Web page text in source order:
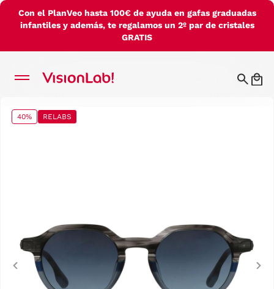
Con el PlanVeo hasta 100€ de ayuda en gafas graduadas
infantiles y además, te regalamos un 2º par de cristales
GRATIS
40% RELABS
Previous